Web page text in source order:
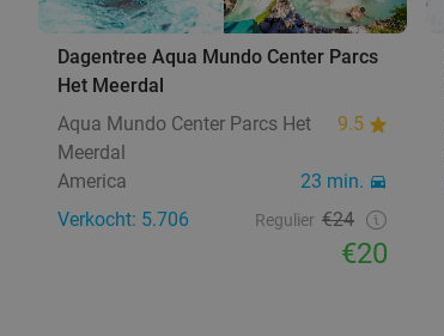
Dagentree Aqua Mundo Center Parcs
Het Meerdal
Aqua Mundo Center Parcs Het
Meerdal
9.5
America
23 min.
Verkocht: 5.706
Regulier €24
€20